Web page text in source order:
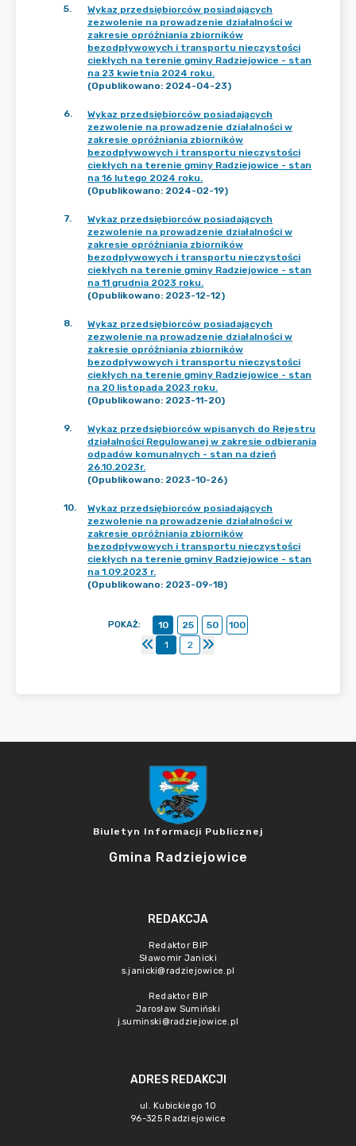
5.
Wykaz przedsiębiorców posiadających
zezwolenie na prowadzenie działalności w
zakresie opróżniania zbiorników
bezodpływowych i transportu nieczystości
ciekłych na terenie gminy Radziejowice - stan
na 23 kwietnia 2024 roku.
(Opublikowano: 2024-04-23)
6.
Wykaz przedsiębiorców posiadających
zezwolenie na prowadzenie działalności w
zakresie opróżniania zbiorników
bezodpływowych i transportu nieczystości
ciekłych na terenie gminy Radziejowice - stan
na 16 lutego 2024 roku.
(Opublikowano: 2024-02-19)
7.
Wykaz przedsiębiorców posiadających
zezwolenie na prowadzenie działalności w
zakresie opróżniania zbiorników
bezodpływowych i transportu nieczystości
ciekłych na terenie gminy Radziejowice - stan
na 11 grudnia 2023 roku.
(Opublikowano: 2023-12-12)
8.
Wykaz przedsiębiorców posiadających
zezwolenie na prowadzenie działalności w
zakresie opróżniania zbiorników
bezodpływowych i transportu nieczystości
ciekłych na terenie gminy Radziejowice - stan
na 20 listopada 2023 roku.
(Opublikowano: 2023-11-20)
9.
Wykaz przedsiębiorców wpisanych do Rejestru
działalności Regulowanej w zakresie odbierania
odpadów komunalnych - stan na dzień
26.10.2023r.
(Opublikowano: 2023-10-26)
10.
Wykaz przedsiębiorców posiadających
zezwolenie na prowadzenie działalności w
zakresie opróżniania zbiorników
bezodpływowych i transportu nieczystości
ciekłych na terenie gminy Radziejowice - stan
na 1.09.2023 r.
(Opublikowano: 2023-09-18)
POKAŻ: 10 25 50
100
1
2
Biuletyn Informacji Publicznej
Gmina Radziejowice
REDAKCJA
Redaktor BIP
Sławomir Janicki
s.janicki@radziejowice.pl
Redaktor BIP
Jarosław Sumiński
j.suminski@radziejowice.pl
ADRES REDAKCJI
ul. Kubickiego 10
96-325 Radziejowice